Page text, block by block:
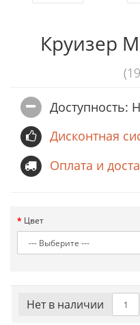
Круизер
Доступность:
Дисконтная
Оплата и
Цвет
Нет в наличии